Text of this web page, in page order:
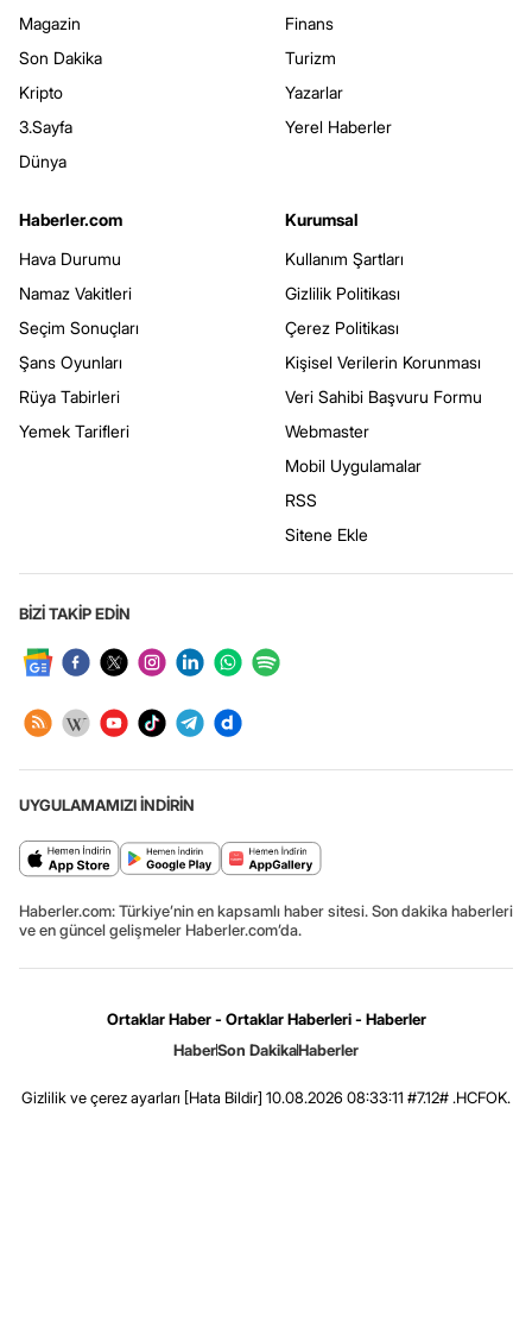
Magazin
Son Dakika
Kripto
3.Sayfa
Dünya
Finans
Turizm
Yazarlar
Yerel Haberler
Haberler.com
Hava Durumu
Namaz Vakitleri
Seçim Sonuçları
Şans Oyunları
Rüya Tabirleri
Yemek Tarifleri
Kurumsal
Kullanım Şartları
Gizlilik Politikası
Çerez Politikası
Kişisel Verilerin Korunması
Veri Sahibi Başvuru Formu
Webmaster
Mobil Uygulamalar
RSS
Sitene Ekle
BİZİ TAKİP EDİN
UYGULAMAMIZI İNDİRİN
Haberler.com: Türkiye’nin en kapsamlı haber sitesi. Son dakika haberleri
ve en güncel gelişmeler Haberler.com’da.
Ortaklar Haber - Ortaklar Haberleri - Haberler
HaberSon DakikaHaberler
Gizlilik ve çerez ayarları [Hata Bildir] 10.08.2026 08:33:11 #7.12# .HCFOK.